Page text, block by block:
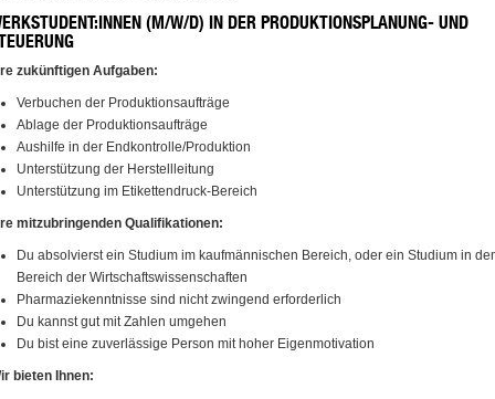
(M/W/D) IN DER PRODUKTIONSPLANUNG- UND
zukünftigen Aufgaben:
Verbuchen der Produktionsaufträge
Ablage der Produktionsaufträge
Aushilfe in der Endkontrolle/Produktion
Unterstützung der Herstellleitung
Unterstützung im Etikettendruck-Bereich
mitzubringenden Qualifikationen:
Du absolvierst ein Studium im kaufmännischen Bereich, oder ein Studium in
Bereich der Wirtschaftswissenschaften
Pharmaziekenntnisse sind nicht zwingend erforderlich
Du kannst gut mit Zahlen umgehen
Du bist eine zuverlässige Person mit hoher Eigenmotivation
bieten Ihnen: